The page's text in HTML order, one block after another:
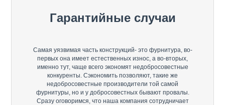
Гарантийные случаи
Самая уязвимая часть конструкций- это фурнитура, во-
первых она имеет естественных износ, а во-вторых,
именно тут, чаще всего экономят недобросовестные
конкуренты. Сэкономить позволяют, такие же
недобросовестные производители той самой
фурнитуры, но и у добросовестных бывают провалы.
Сразу оговоримся, что наша компания сотрудничает